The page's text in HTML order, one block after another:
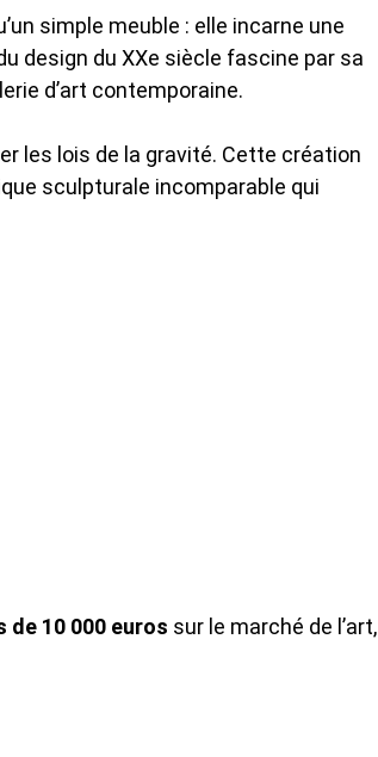
simple meuble : elle incarne une
design du XXe siècle fascine par sa
d’art contemporaine.
les lois de la gravité. Cette création
sculpturale incomparable qui
de 10 000 euros sur le marché de l’art,